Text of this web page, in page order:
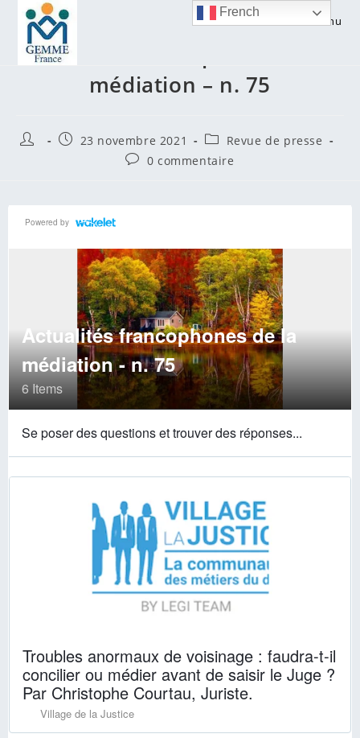
Menu
Actualités francophones de la
médiation – n. 75
23 novembre 2021
Revue de presse
0 commentaire
French